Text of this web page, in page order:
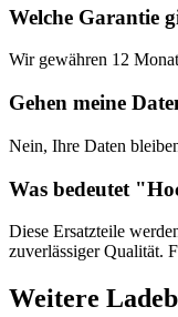
Welche Garantie
Wir gewähren 12
Gehen meine
Nein, Ihre Daten
Was bedeutet "
Diese Ersatzteile
zuverlässiger Qualität.
Weitere